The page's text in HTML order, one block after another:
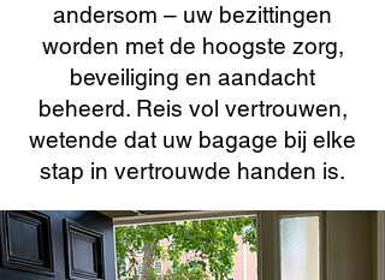
andersom – uw bezittingen
worden met de hoogste zorg,
beveiliging en aandacht
beheerd. Reis vol vertrouwen,
wetende dat uw bagage bij elke
stap in vertrouwde handen is.